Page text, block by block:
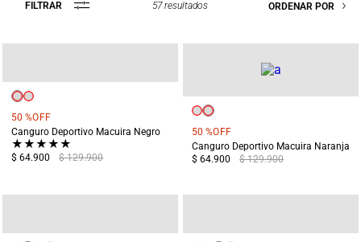
FILTRAR 57resultados ORDENAR POR
50 %OFF
Canguro Deportivo Macuira Negro
★★★★★
$ 64.900 $ 129.900
50 %OFF
Canguro Deportivo Macuira Naranja
$ 64.900
$ 129.900